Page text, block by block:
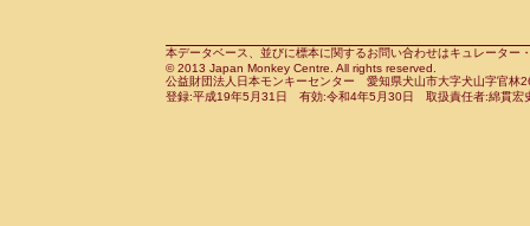
CercopithecidaePapio anubis(0)
CercopithecidaePapio cynocephalus
CercopithecidaePapio hamadryas(0)
CebidaeSaguinus leucopus(0)
CebidaeSaguinus midas(0)
Cebidae Saguinus mystax(0)
本データベース、並びに標本に関するお問い合わせはキュレータ
© 2013 Japan Monkey Centre. All rights reserved.
公益財団法人日本モンキーセンター 愛知県犬山市大字犬山字官
登録:平成19年5月31日 有効:令和4年5月30日 取扱責任者:綿貫宏